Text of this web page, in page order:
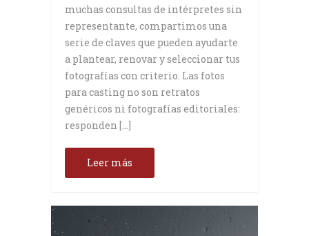
muchas consultas de intérpretes sin
representante, compartimos una
serie de claves que pueden ayudarte
a plantear, renovar y seleccionar tus
fotografías con criterio. Las fotos
para casting no son retratos
genéricos ni fotografías editoriales:
responden […]
Leer más